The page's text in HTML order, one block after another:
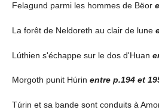
Felagund parmi les hommes de Bëor
La forêt de Neldoreth au clair de lune
Lúthien s'échappe sur le dos d'Huan
Morgoth punit Húrin entre p.194 et
Túrin et sa bande sont conduits à